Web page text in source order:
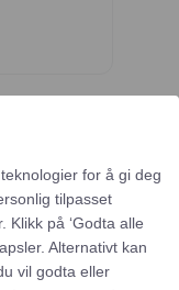
for å gi deg
tilpasset
Klikk på ‘Godta alle
Alternativt kan
vil godta eller